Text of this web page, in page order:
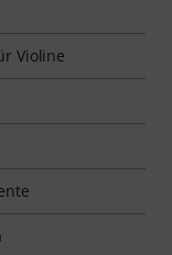
Violine